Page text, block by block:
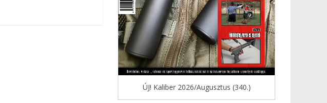
ÚJ! Kaliber 2026/Augusztus (340.)